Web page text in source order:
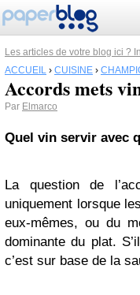
Les articles de votre blog ici ?
ACCUEIL › CUISINE ›
Accords mets
Par Elmarco
Quel vin servir avec
La question de
uniquement lorsque
eux-mêmes, ou du
dominante du plat.
c’est sur base de la